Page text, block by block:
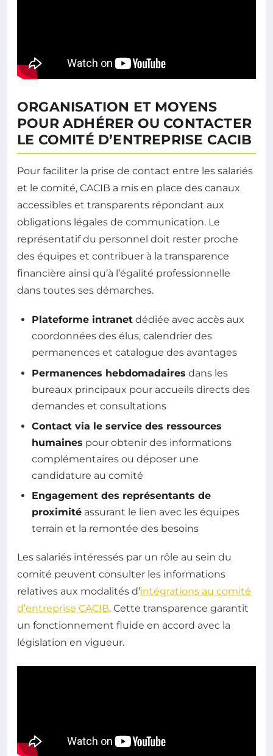
ORGANISATION ET MOYENS
POUR ADHÉRER OU CONTACTER
LE COMITÉ D’ENTREPRISE CACIB
Pour faciliter la prise de contact entre les salariés
et le comité, CACIB a mis en place des canaux
accessibles et transparents répondant aux
obligations légales de communication. Le
représentatif du personnel doit rester proche
des équipes et contribuer à la transparence
financière ainsi qu’à l’égalité professionnelle
dans toutes ses démarches.
Plateforme intranet dédiée avec accès aux
coordonnées des élus, calendrier des
permanences et catalogue des avantages
Permanences hebdomadaires dans les
bureaux principaux pour accueils directs des
demandes et consultations
Contact via le service des ressources
humaines pour obtenir des informations
complémentaires ou déposer une
candidature au comité
Engagement des représentants de
proximité assurant le lien avec les équipes
terrain et la remontée des besoins
Les salariés intéressés par un rôle au sein du
comité peuvent consulter les informations
relatives aux modalités d’intégrations au comité
d’entreprise CACIB. Cette transparence garantit
un fonctionnement fluide en accord avec la
législation en vigueur.